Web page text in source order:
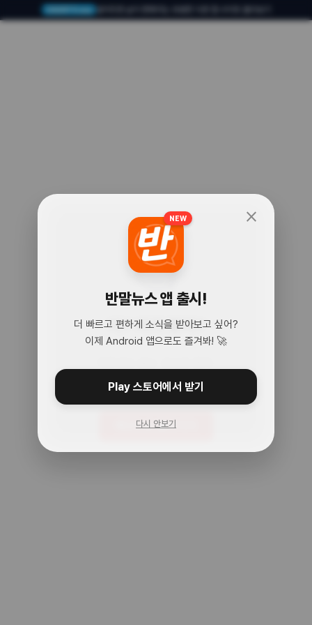
🧐
어? 여기 맞아?
주소를 다시 확인해봐!
메인으로 돌아가기
close
NEW
반말뉴스 앱 출시!
더 빠르고 편하게 소식을 받아보고 싶어?
이제 Android 앱으로도 즐겨봐! 🚀
Play 스토어에서 받기
다시 안보기